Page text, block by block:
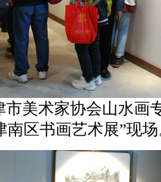
美术家协会山水画
南区书画艺术展”现